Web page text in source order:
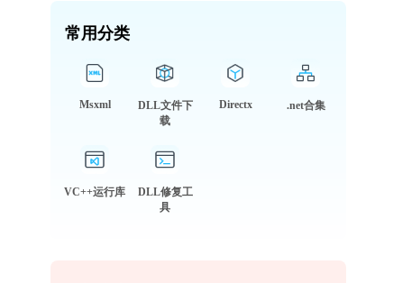
常用分类
Msxml
DLL文件下
载
Directx .net合集
VC++运行库
DLL修复工
具